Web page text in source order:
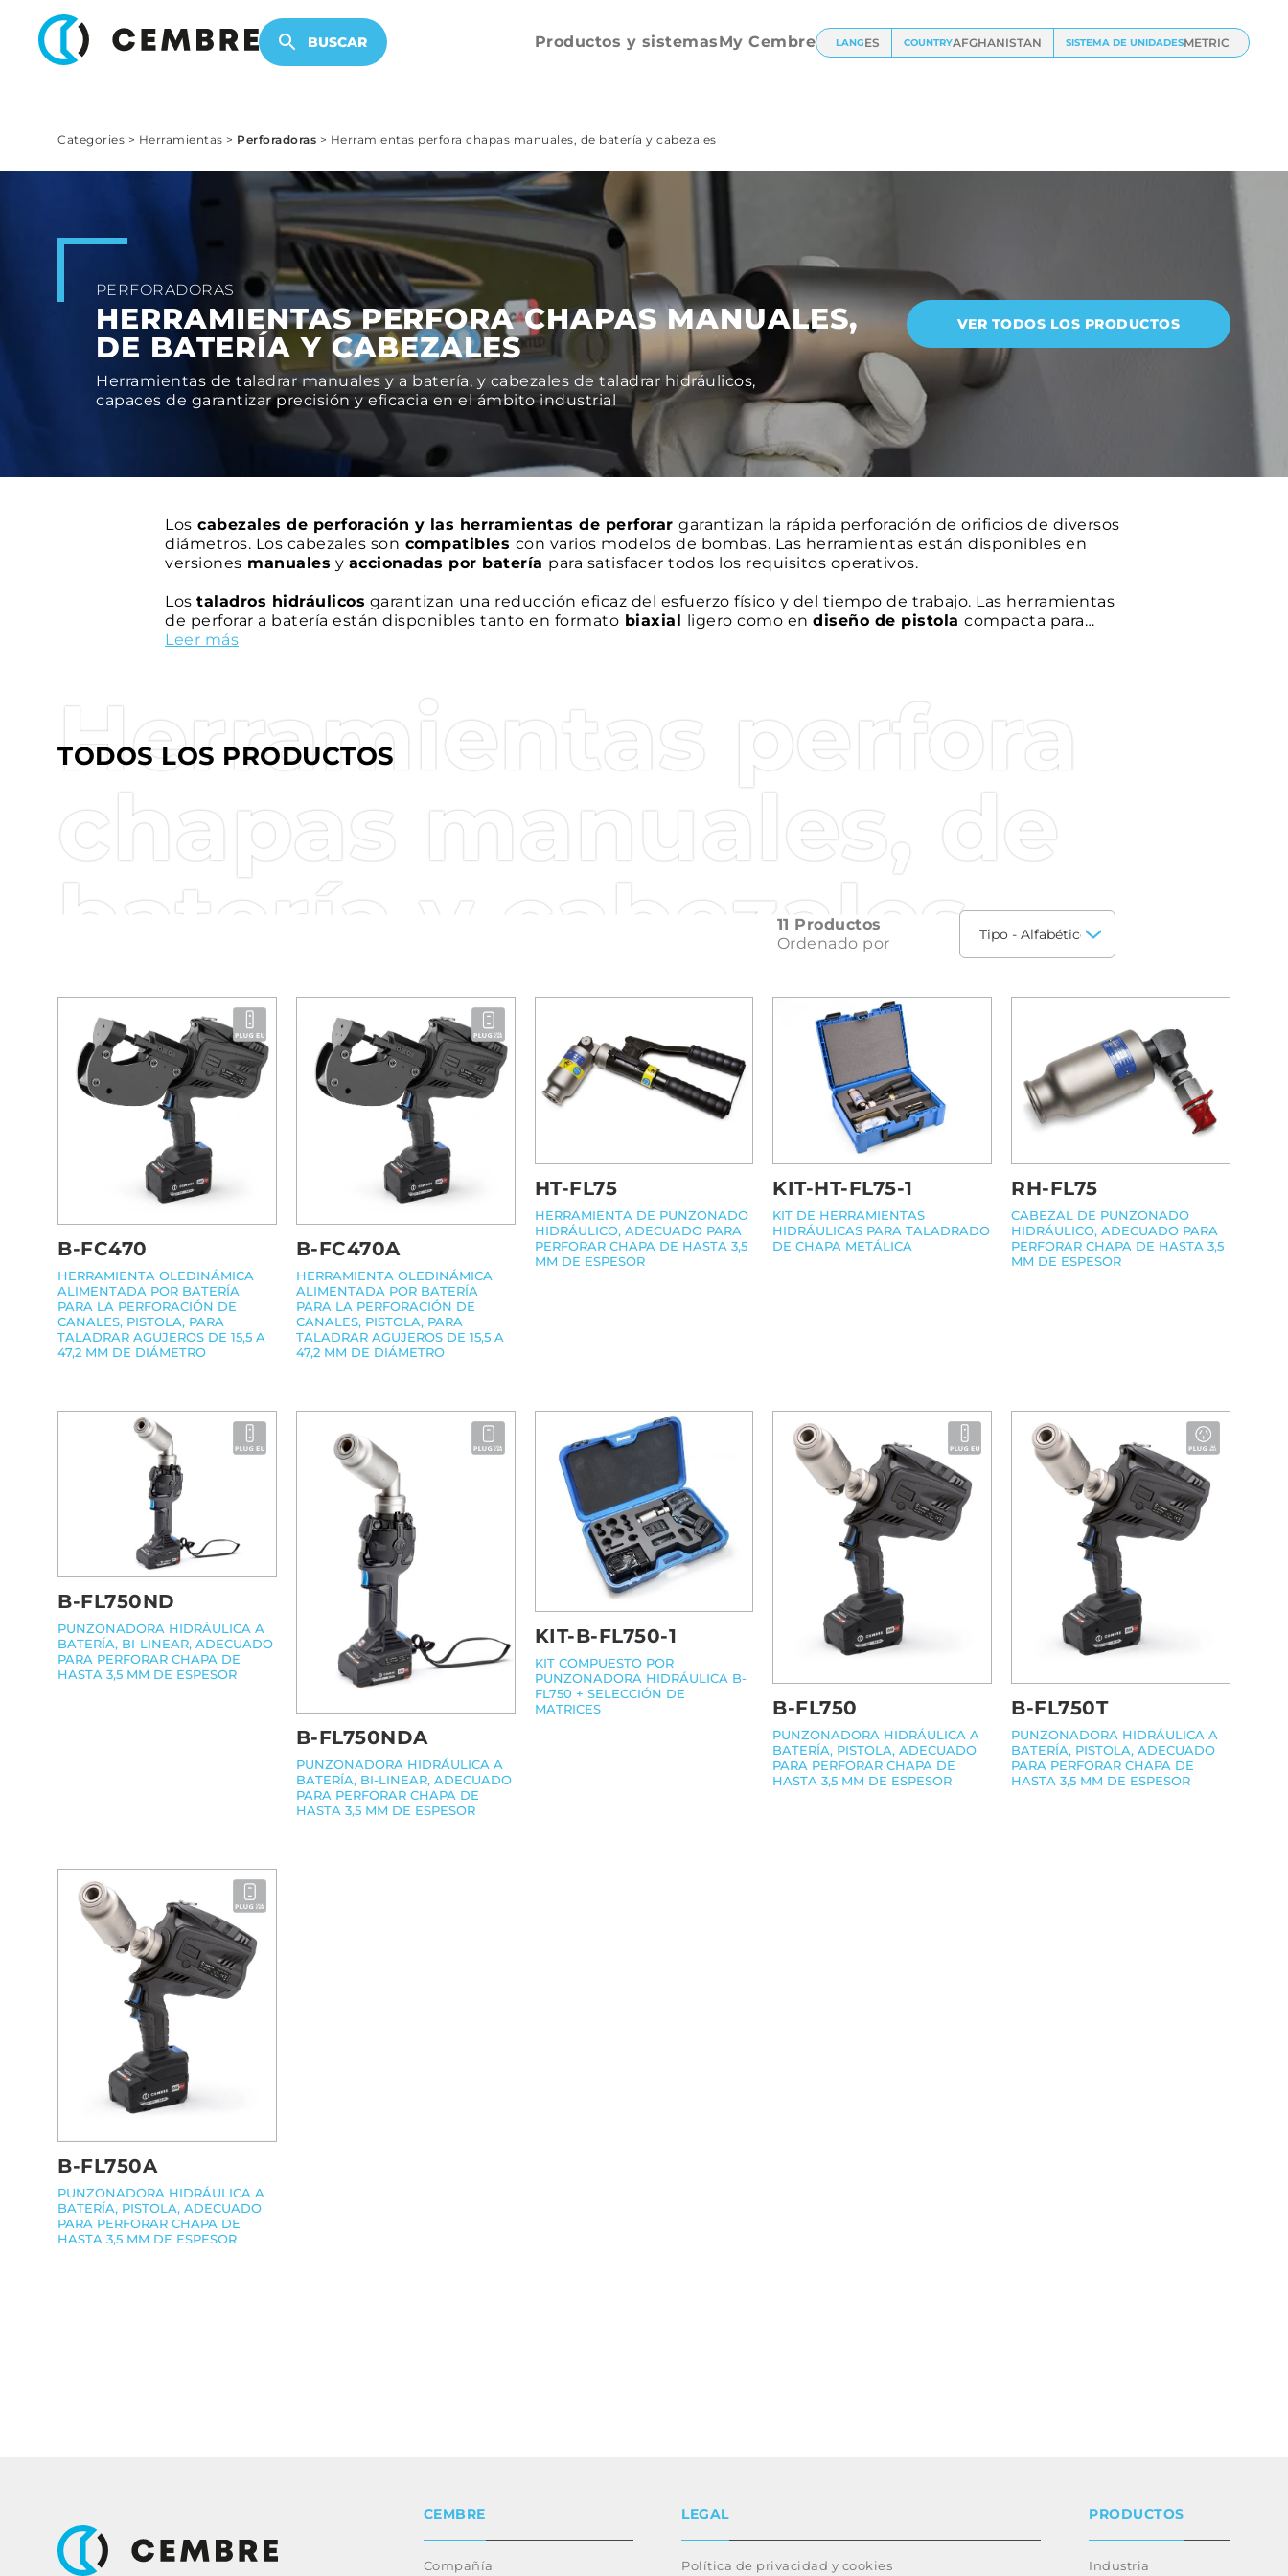
BUSCAR Productos y sistemasMy Cembre LANGES COUNTRYAFGHANISTAN SISTEMA DE UNIDADESMETRIC
Tronzaruercas
PRODUCTOS ELECTRÓNICOS
Categories > Herramientas > Perforadoras > Herramientas perfora chapas manuales, de batería y cabezales
PERFORADORAS
HERRAMIENTAS PERFORA CHAPAS MANUALES,
DE BATERÍA Y CABEZALES
Herramientas de taladrar manuales y a batería, y cabezales de taladrar hidráulicos,
capaces de garantizar precisión y eficacia en el ámbito industrial
VER TODOS LOS PRODUCTOS
Los cabezales de perforación y las herramientas de perforar garantizan la rápida perforación de orificios de diversos
diámetros. Los cabezales son compatibles con varios modelos de bombas. Las herramientas están disponibles en
versiones manuales y accionadas por batería para satisfacer todos los requisitos operativos.
Los taladros hidráulicos garantizan una reducción eficaz del esfuerzo físico y del tiempo de trabajo. Las herramientas
de perforar a batería están disponibles tanto en formato biaxial ligero como en diseño de pistola compacta para
garantizar una versatilidad completa de la gama. Cuentan con
Todas las herramientas de perforación sin cable están equipadas además con una pantalla OLED
diversos parámetros en tiempo real y un sistema de
tecnología SMARTOOL para registrar y descargar datos
operativos, garantizando así un
soporte digital completo .
Leer más
TODOS LOS PRODUCTOS
Herramientas perfora
chapas manuales, de
batería y cabezales
11 Productos
Ordenado por
B-FC470
HERRAMIENTA OLEDINÁMICA
ALIMENTADA POR BATERÍA
PARA LA PERFORACIÓN DE
CANALES, PISTOLA, PARA
TALADRAR AGUJEROS DE 15,5 A
47,2 MM DE DIÁMETRO
B-FC470A
HERRAMIENTA OLEDINÁMICA
ALIMENTADA POR BATERÍA
PARA LA PERFORACIÓN DE
CANALES, PISTOLA, PARA
TALADRAR AGUJEROS DE 15,5 A
47,2 MM DE DIÁMETRO
HT-FL75
HERRAMIENTA DE PUNZONADO
HIDRÁULICO, ADECUADO PARA
PERFORAR CHAPA DE HASTA 3,5
MM DE ESPESOR
KIT-HT-FL75-1
KIT DE HERRAMIENTAS
HIDRÁULICAS PARA TALADRADO
DE CHAPA METÁLICA
RH-FL75
CABEZAL DE PUNZONADO
HIDRÁULICO, ADECUADO PARA
PERFORAR CHAPA DE HASTA 3,5
MM DE ESPESOR
B-FL750ND
PUNZONADORA HIDRÁULICA A
BATERÍA, BI-LINEAR, ADECUADO
PARA PERFORAR CHAPA DE
HASTA 3,5 MM DE ESPESOR
B-FL750NDA
PUNZONADORA HIDRÁULICA A
BATERÍA, BI-LINEAR, ADECUADO
PARA PERFORAR CHAPA DE
HASTA 3,5 MM DE ESPESOR
KIT-B-FL750-1
KIT COMPUESTO POR
PUNZONADORA HIDRÁULICA B-
FL750 + SELECCIÓN DE
MATRICES
B-FL750
PUNZONADORA HIDRÁULICA A
BATERÍA, PISTOLA, ADECUADO
PARA PERFORAR CHAPA DE
HASTA 3,5 MM DE ESPESOR
B-FL750T
PUNZONADORA HIDRÁULICA A
BATERÍA, PISTOLA, ADECUADO
PARA PERFORAR CHAPA DE
HASTA 3,5 MM DE ESPESOR
B-FL750A
PUNZONADORA HIDRÁULICA A
BATERÍA, PISTOLA, ADECUADO
PARA PERFORAR CHAPA DE
HASTA 3,5 MM DE ESPESOR
CEMBRE
Compañía
LEGAL
Política de privacidad y cookies
PRODUCTOS
Industria